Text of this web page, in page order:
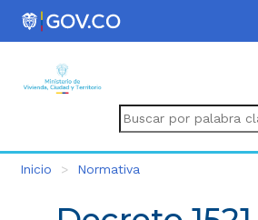
Inicio Normativa